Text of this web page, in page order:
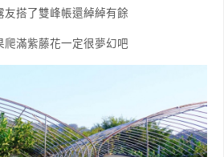
友搭了雙峰帳還綽綽有餘
爬滿紫藤花一定很夢幻吧